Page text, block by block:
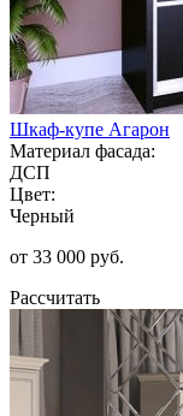
Шкаф-купе Агарон
Материал фасада:
ДСП
Цвет:
Черный
от 33 000 руб.
Рассчитать